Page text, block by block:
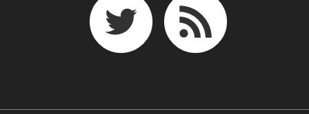
DAS POST-CORONA-
ZEITALTER
ÖKONOMENSZENE